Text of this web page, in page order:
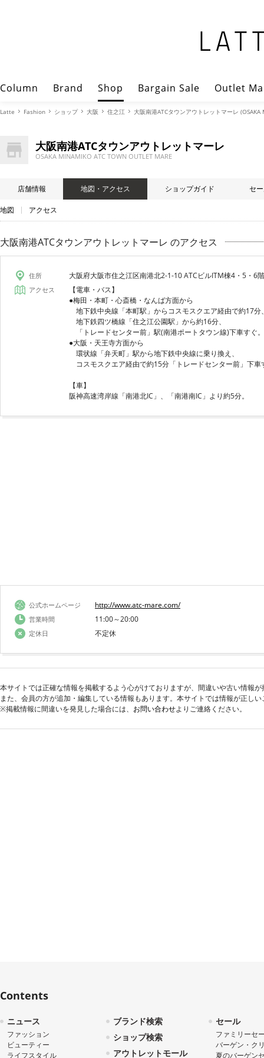
Column Brand Shop Bargain Sale Outlet
Latte Fashion ショップ 大阪 住之江 大阪南港ATCタウンアウトレットマーレ
大阪南港ATCタウンアウトレットマーレ
OSAKA MINAMIKO ATC TOWN OUTLET MARE
店舗情報 地図・アクセス ショップガイド セ
地図 アクセス
大阪南港ATCタウンアウトレットマーレ のアクセス
住所 大阪府大阪市住之江区南港北2-1-10 ATCビルITM棟4・5・6
アクセス
【電車・バス】
●梅田・本町・心斎橋・なんば方面から
地下鉄中央線「本町駅」からコスモスクエア経由で約17分
地下鉄四ツ橋線「住之江公園駅」から約16分、
「トレードセンター前」駅(南港ポートタウン線)下車すぐ。
●大阪・天王寺方面から
環状線「弁天町」駅から地下鉄中央線に乗り換え、
コスモスクエア経由で約15分「トレードセンター前」下車
【車】
阪神高速湾岸線「南港北IC」、「南港南IC」より約5分。
公式ホームページ http://www.atc-mare.com/
営業時間 11:00～20:00
定休日 不定休
本サイトでは正確な情報を掲載するよう心がけておりますが、間違いや古い情報
また、会員の方が追加・編集している情報もあります。本サイトでは情報が正し
※掲載情報に間違いを発見した場合には、 お問い合わせよりご連絡ください。
Contents
ニュース
ファッション
ビューティー
ライフスタイル
ブランド検索
ショップ検索
アウトレットモール
セール
ファミリーセ
バーゲン・ク
夏のバーゲン